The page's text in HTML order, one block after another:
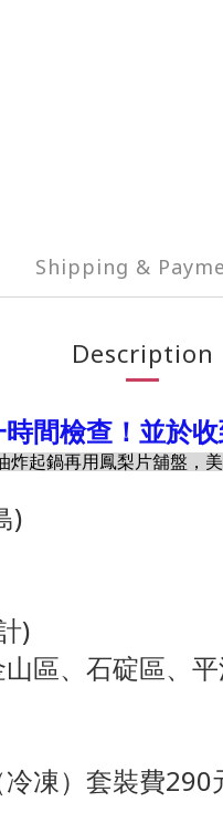
Shipping &
Description
間檢查！並於收
起鍋再用鳳梨片舖盤，
)
)
區、石碇區、
凍）套裝費290